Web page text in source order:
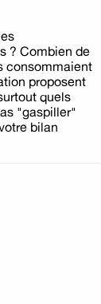
? Combien de
consommaient
proposent
quels
"gaspiller"
bilan